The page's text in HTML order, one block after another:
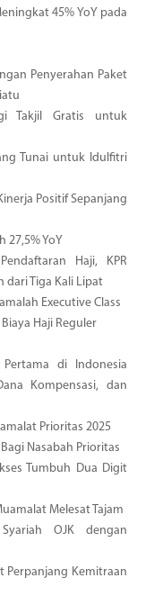
45% YoY pada
Penyerahan Paket
Takjil Gratis untuk
Tunai untuk Idulfitri
Positif Sepanjang
27,5% YoY
Haji, KPR
dari Tiga Kali Lipat
Executive Class
Haji Reguler
di Indonesia
Kompensasi, dan
Prioritas 2025
Nasabah Prioritas
Tumbuh Dua Digit
Melesat Tajam
OJK dengan
Perpanjang Kemitraan